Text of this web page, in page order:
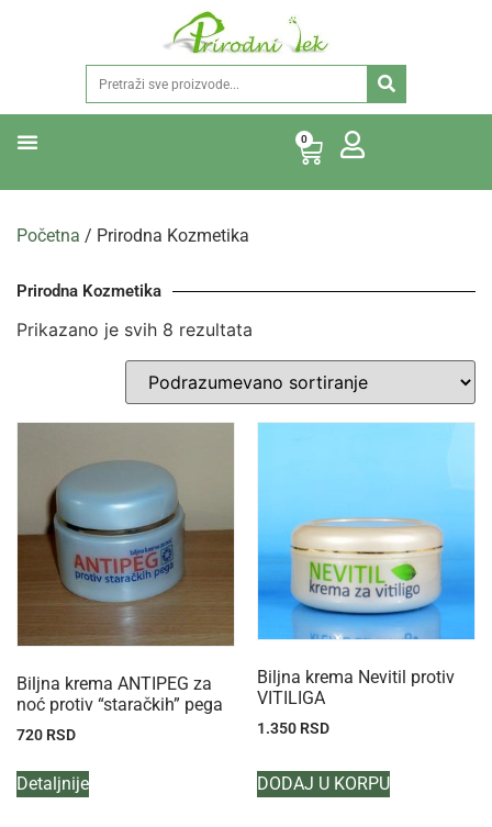
0
Početna / Prirodna Kozmetika
Prirodna Kozmetika
Prikazano je svih 8 rezultata
Biljna krema ANTIPEG za
noć protiv “staračkih” pega
720 RSD
Detaljnije
Biljna krema Nevitil protiv
VITILIGA
1.350 RSD
DODAJ U KORPU